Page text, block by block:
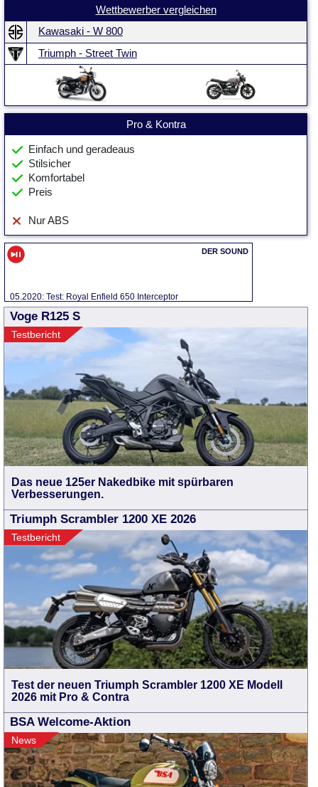
Wettbewerber vergleichen
Kawasaki - W 800
Triumph - Street Twin
Pro & Kontra
Einfach und geradeaus
Stilsicher
Komfortabel
Preis
Nur ABS
05.2020: Test: Royal Enfield 650 Interceptor
Voge R125 S
Testbericht
Das neue 125er Nakedbike mit spürbaren
Verbesserungen.
Triumph Scrambler 1200 XE 2026
Testbericht
Test der neuen Triumph Scrambler 1200 XE Modell
2026 mit Pro & Contra
BSA Welcome-Aktion
News